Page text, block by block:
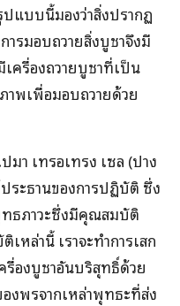
ปแบบนี้มองว่าสิ่งปรากฏ
ารมอบถวายสิ่งบูชาจึงมี
ครื่องถวายบูชาที่เป็น
าพเพื่อมอบถวายด้วย
มา เทรอเทรง เซล (ปาง
ระธานของการปฏิบัติ ซึ่ง
ทธภาวะซึ่งมีคุณสมบัติ
หล่านี้ เราจะทำการเสก
รื่องบูชาอันบริสุทธิ์ด้วย
พรจากเหล่าพุทธะที่ส่ง